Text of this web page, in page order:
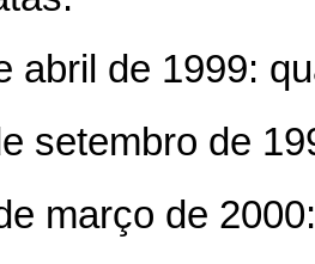
abril de 1999:
setembro de
março de